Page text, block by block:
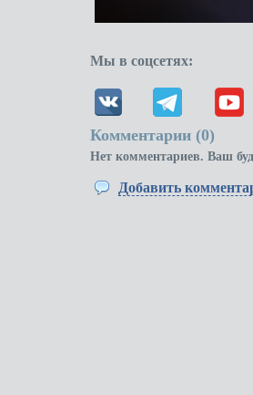
Мы в соцсетях:
Комментарии (0)
Нет комментариев. Ваш
Добавить